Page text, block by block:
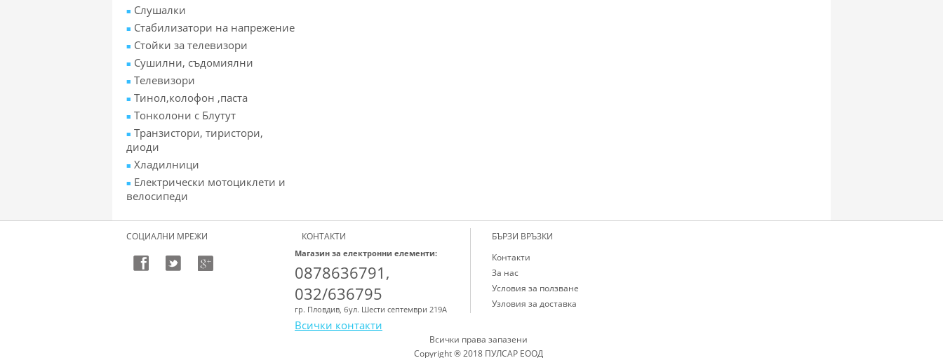
Слушалки
Стабилизатори на напрежение
Стойки за телевизори
Сушилни, съдомиялни
Телевизори
Тинол,колофон ,паста
Тонколони с Блутут
Транзистори, тиристори,
диоди
Хладилници
Електрически мотоциклети и
велосипеди
СОЦИАЛНИ МРЕЖИ КОНТАКТИ
Магазин за електронни елементи:
0878636791,
032/636795
гр. Пловдив, бул. Шести септември 219А
Всички контакти
БЪРЗИ ВРЪЗКИ
Контакти
За нас
Условия за ползване
Узловия за доставка
Всички права запазени
Copyright ® 2018 ПУЛСАР ЕООД